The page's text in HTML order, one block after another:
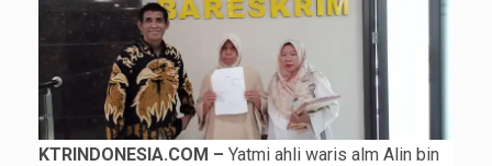
KTRINDONESIA.COM – Yatmi ahli waris alm Alin bin